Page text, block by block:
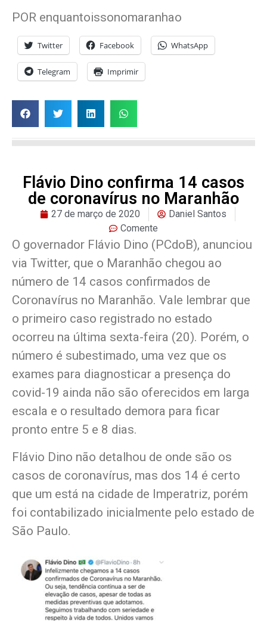
POR enquantoissonomaranhao
Twitter Facebook WhatsApp
Telegram Imprimir
Flávio Dino confirma 14 casos
de coronavírus no Maranhão
27 de março de 2020
Daniel Santos
Comente
O governador Flávio Dino (PCdoB), anunciou
via Twitter, que o Maranhão chegou ao
número de 14 casos confirmados de
Coronavírus no Maranhão. Vale lembrar que
o primeiro caso registrado no estado
ocorreu na última sexta-feira (20). Porém, o
número é subestimado, uma vez que os
exames para diagnosticar a presença do
covid-19 ainda não são oferecidos em larga
escala e o resultado demora para ficar
pronto entre 5 e 8 dias.
Flávio Dino não detalhou de onde são os
casos de coronavírus, mas dos 14 é certo
que um está na cidade de Imperatriz, porém
foi contabilizado inicialmente pelo estado de
São Paulo.